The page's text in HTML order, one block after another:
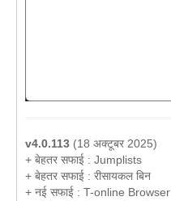
v4.0.113 (18 अक्टूबर 2025)
+ बेहतर सफाई : Jumplists
+ बेहतर सफाई : रीसायकल बिन
+ नई सफाई : T-online Browser